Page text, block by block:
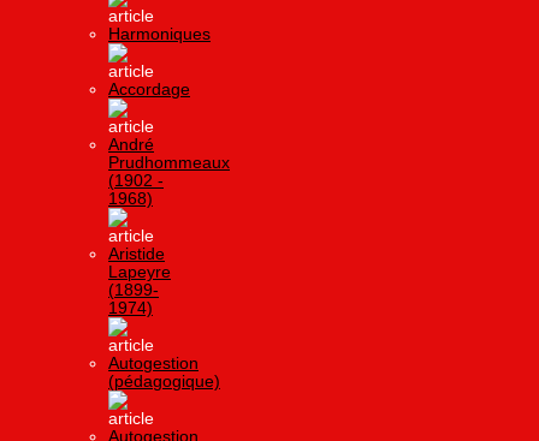
Harmoniques
Accordage
André
Prudhommeaux
(1902 -
1968)
Aristide
Lapeyre
(1899-
1974)
Autogestion
(pédagogique)
Autogestion